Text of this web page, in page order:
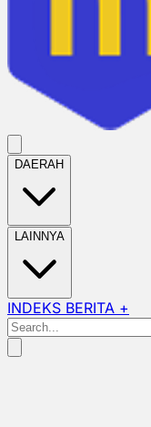
DAERAH
LAINNYA
INDEKS BERITA +